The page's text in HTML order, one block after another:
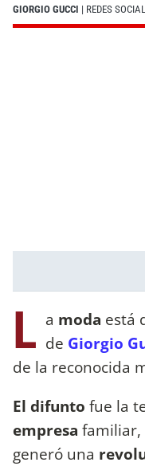
GIORGIO GUCCI | REDES
L a moda está
de Giorgio
de la reconocida
El difunto fue la
empresa familiar,
generó una